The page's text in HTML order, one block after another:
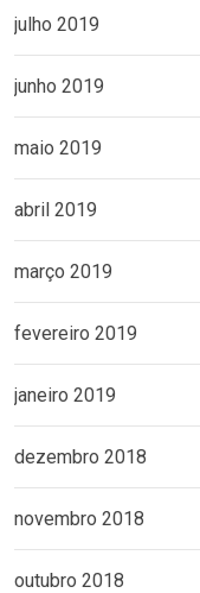
julho 2019
junho 2019
maio 2019
abril 2019
março 2019
fevereiro 2019
janeiro 2019
dezembro 2018
novembro 2018
outubro 2018